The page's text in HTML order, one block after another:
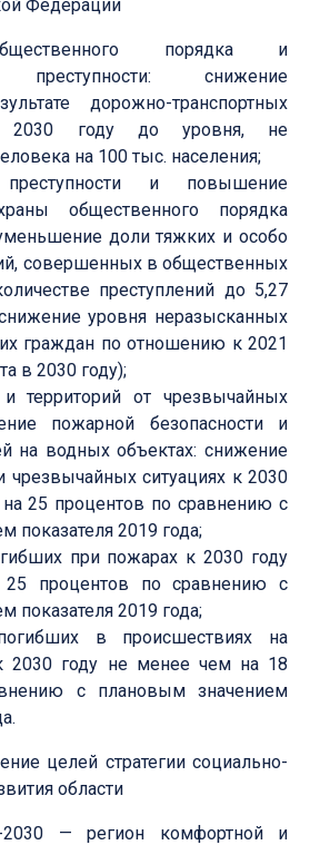
Федерации
порядка и
преступности: снижение
дорожно-транспортных
2030 году до уровня, не
на 100 тыс. населения;
преступности и повышение
общественного порядка
доли тяжких и особо
совершенных в общественных
преступлений до 5,27
уровня неразысканных
граждан по отношению к 2021
в 2030 году);
территорий от чрезвычайных
пожарной безопасности и
на водных объектах: снижение
чрезвычайных ситуациях к 2030
25 процентов по сравнению с
показателя 2019 года;
при пожарах к 2030 году
процентов по сравнению с
показателя 2019 года;
в происшествиях на
2030 году не менее чем на 18
с плановым значением
целей стратегии социально-
области
2030 — регион комфортной и